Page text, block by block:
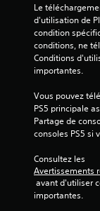
Le
d'utilisation de
condition
conditions, ne
Conditions
importantes.
Vous pouvez
PS5 principale
Partage de
consoles PS5 si
Consultez les
Avertissements
importantes.